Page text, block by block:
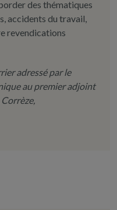
des thématiques
accidents du travail,
revendications
adressé par le
au premier adjoint